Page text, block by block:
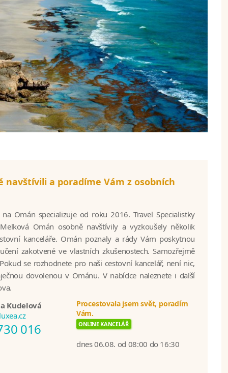
navštívili a poradíme Vám z osobních
Omán specializuje od roku 2016. Travel Specialistky
Omán osobně navštívily a vyzkoušely několik
kanceláře. Omán poznaly a rády Vám poskytnou
zakotvené ve vlastních zkušenostech. Samozřejmě
se rozhodnete pro naši cestovní kancelář, není nic,
dovolenou v Ománu. V nabídce naleznete i další
Kudelová
016
Procestovala jsem svět, poradím
Vám.
ONLINE KANCELÁŘ
dnes 06.08. od 08:00 do 16:30